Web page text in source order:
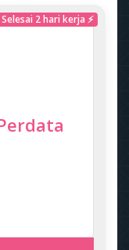
Selesai 2 hari kerja ⚡